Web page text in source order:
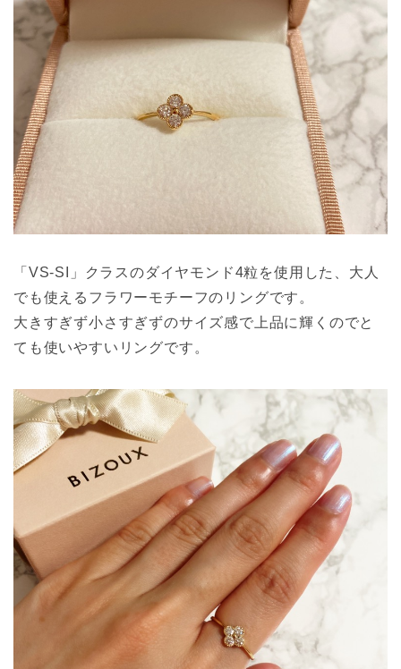
「VS-SI」クラスのダイヤモンド4粒を使用した、大人
でも使えるフラワーモチーフのリングです。
大きすぎず小さすぎずのサイズ感で上品に輝くのでと
ても使いやすいリングです。